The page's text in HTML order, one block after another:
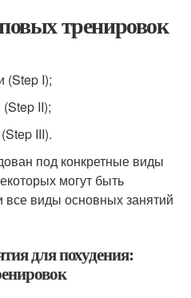
тренировок
(Step I);
II);
III).
под конкретные виды
могут быть
все виды основных занятий
для похудения: